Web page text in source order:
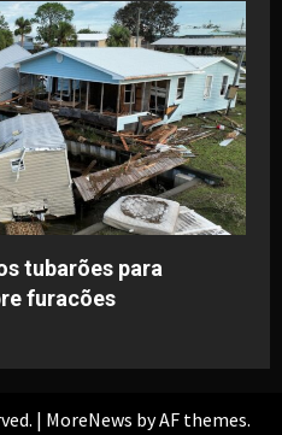
tubarões para
furacões
| MoreNews by AF themes.